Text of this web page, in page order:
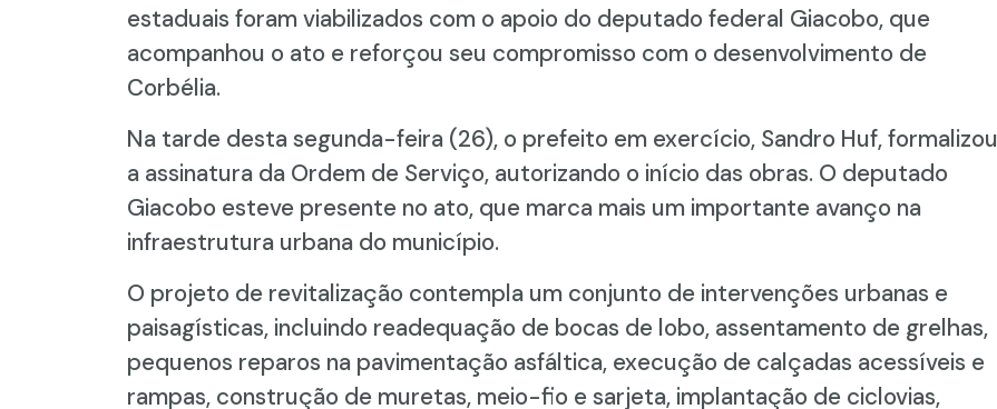
estaduais foram viabilizados com o apoio do deputado federal Giacobo, que
acompanhou o ato e reforçou seu compromisso com o desenvolvimento de
Corbélia.
Na tarde desta segunda-feira (26), o prefeito em exercício, Sandro Huf, formalizou
a assinatura da Ordem de Serviço, autorizando o início das obras. O deputado
Giacobo esteve presente no ato, que marca mais um importante avanço na
infraestrutura urbana do município.
O projeto de revitalização contempla um conjunto de intervenções urbanas e
paisagísticas, incluindo readequação de bocas de lobo, assentamento de grelhas,
pequenos reparos na pavimentação asfáltica, execução de calçadas acessíveis e
rampas, construção de muretas, meio-fio e sarjeta, implantação de ciclovias,